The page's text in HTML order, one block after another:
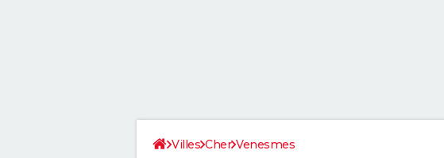
Villes Cher Venesmes